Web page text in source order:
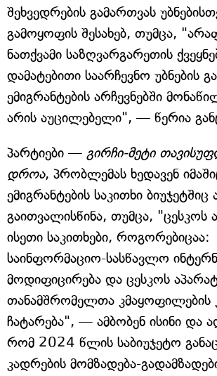
შეხვედრების გამართვას
გამოყოფის შესახებ, თუმცა,
ნათქვამი საზღვარგარეთის
დამატებითი საარჩევნო უბნების
ემიგრანტების არჩევნებში
არის აუცილებელი", — წერია
პარტიები — გირჩი-მეტი
დროა, პრობლემას ხედავენ
ემიგრანტების საკითხი ბიუჯეტშიც
გაითვალისწინა, თუმცა, "ცესკოს
ისეთი საკითხები, როგორებიცაა:
საინფორმაციო-სასწავლო
მოდიფიცირება და ცესკოს
თანამშრომელთა კმაყოფილების
ჩატარება", — ამბობენ ისინი და
რომ 2024 წლის საბიუჯეტო
კადრების მომზადება-